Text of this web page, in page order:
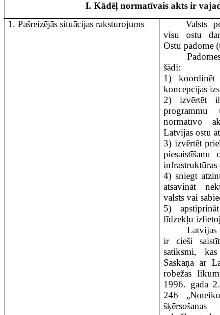
I. Kādēļ normatīvais akts ir
1. Pašreizējās situācijas raksturojums
Valsts
visu ostu
Ostu padome
šādi:
1) koordinēt
koncepcijas
2) izvērtēt
normatīvo
Latvijas ostu
3) izvērtēt
4) sniegt
atsavināt
valsts vai
5)
līdzekļu
Latvijas
ir cieši
satiksmi,
Saskaņā ar
robežas
1996. gada
246